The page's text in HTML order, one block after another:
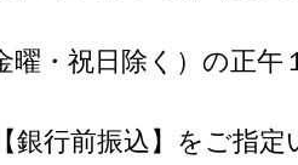
・祝日除く）の正午
行前振込】をご指定